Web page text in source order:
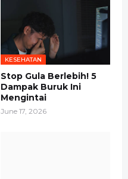
KESEHATAN
Stop Gula Berlebih! 5
Dampak Buruk Ini
Mengintai
June 17, 2026